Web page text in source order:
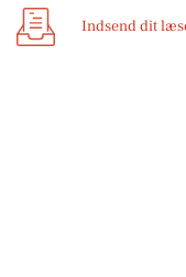
Indsend dit